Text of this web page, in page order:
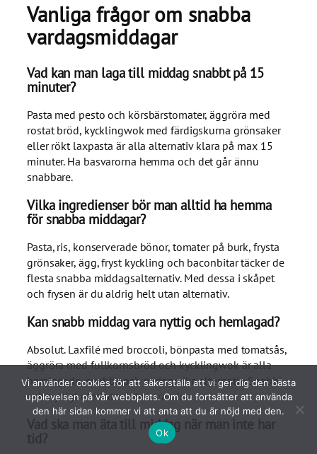
Vanliga frågor om snabba
vardagsmiddagar
Vad kan man laga till middag snabbt på 15
minuter?
Pasta med pesto och körsbärstomater, äggröra med
rostat bröd, kycklingwok med färdigskurna grönsaker
eller rökt laxpasta är alla alternativ klara på max 15
minuter. Ha basvarorna hemma och det går ännu
snabbare.
Vilka ingredienser bör man alltid ha hemma
för snabba middagar?
Pasta, ris, konserverade bönor, tomater på burk, frysta
grönsaker, ägg, fryst kyckling och baconbitar täcker de
flesta snabba middagsalternativ. Med dessa i skåpet
och frysen är du aldrig helt utan alternativ.
Kan snabb middag vara nyttig och hemlagad?
Absolut. Laxfilé med broccoli, bönpasta med tomatsås,
äggröra med fullkornsbröd och kycklingwok är alla
hemlagade, snabba och näringsrika alternativ. Snabbt
och nyttigt utesluter inte varandra.
Vad ska man äta till middag när man inte har
tid?
Vi använder cookies för att säkerställa att vi ger dig den bästa
upplevelsen på vår webbplats. Om du fortsätter att använda
den här sidan kommer vi att anta att du är nöjd med den.
Ok